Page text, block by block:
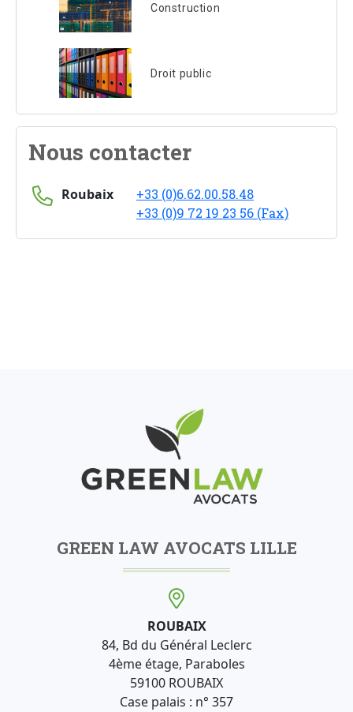
Construction
Droit public
Nous contacter
Roubaix
+33 (0)6.62.00.58.48
+33 (0)9 72 19 23 56 (Fax)
GREEN LAW AVOCATS LILLE
ROUBAIX
84, Bd du Général Leclerc
4ème étage, Paraboles
59100 ROUBAIX
Case palais : n° 357